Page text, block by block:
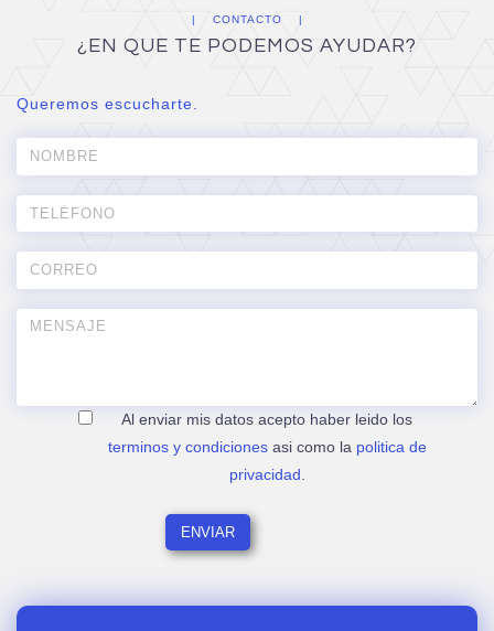
CONTACTO
¿EN QUE TE PODEMOS AYUDAR?
Queremos escucharte.
Al enviar mis datos acepto haber leido los
terminos y condicionesasi como la politica de
privacidad